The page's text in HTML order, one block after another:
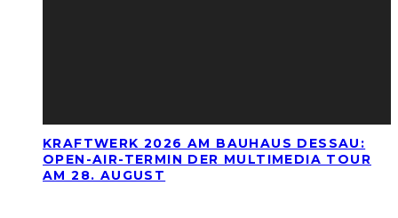
KRAFTWERK 2026 AM BAUHAUS DESSAU:
OPEN-AIR-TERMIN DER MULTIMEDIA TOUR
AM 28. AUGUST